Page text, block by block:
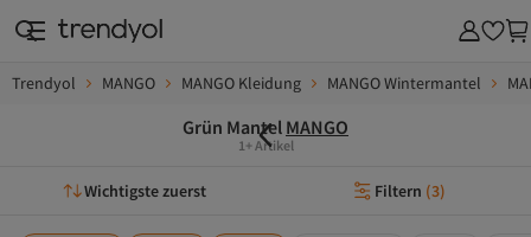
Trendyol MANGO MANGO Kleidung MANGO Wintermantel
Grün Mantel MANGO
1+ Artikel
Wichtigste zuerst Filtern (3)